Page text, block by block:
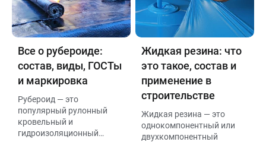
дерево) перед нанесением
гидроизоляции.
бугорки образуют
воздушную прослойку
между мембраной и
поверхностью, к которой
она прилегает.
Все о рубероиде:
состав, виды, ГОСТы
и маркировка
Рубероид — это
популярный рулонный
кровельный и
гидроизоляционный
Жидкая резина: что
это такое, состав и
применение в
строительстве
Жидкая резина — это
однокомпонентный или
двухкомпонентный